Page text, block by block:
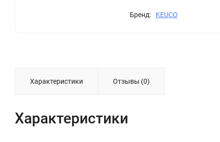
Бренд: KEUCO
Характеристики Отзывы (0)
Характеристики